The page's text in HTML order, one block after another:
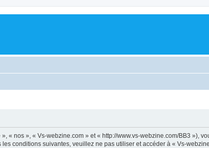
« nos », « Vs-webzine.com » et « http://www.vs-webzine.com/BB3 »),
conditions suivantes, veuillez ne pas utiliser et accéder à « Vs-